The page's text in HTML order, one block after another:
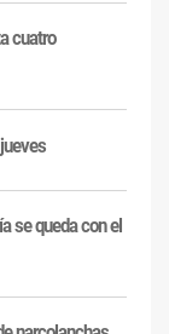
cuatro
se queda con el